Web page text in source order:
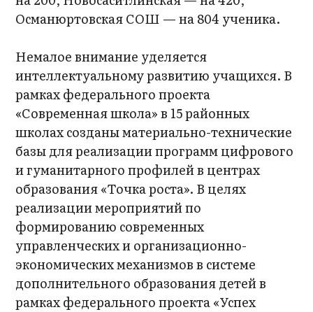
Османюртовская СОШ — на 804 ученика.
Немалое внимание уделяется
интеллектуальному развитию учащихся. В
рамках федерального проекта
«Современная школа» в 15 районных
школах созданы материально-технические
базы для реализации программ цифрового
и гуманитарного профилей в центрах
образования «Точка роста». В целях
реализации мероприятий по
формированию современных
управленческих и организационно-
экономических механизмов в системе
дополнительного образования детей в
рамках федерального проекта «Успех